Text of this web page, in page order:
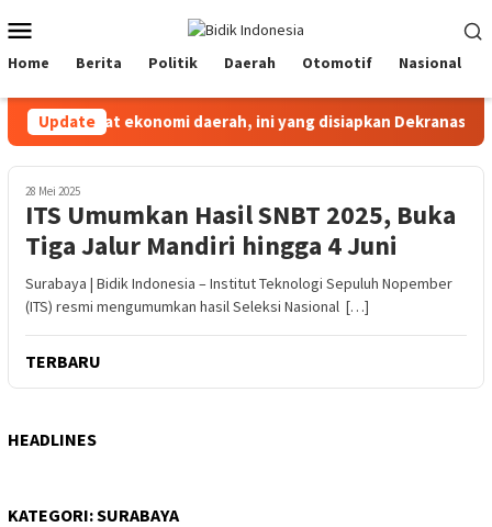
ke
kontenMobile
Home Berita Politik Daerah Otomotif Nasional
Update
Perkuat ekonomi daerah, ini yang disiapkan Dekranasda
28 Mei 2025
ITS Umumkan Hasil SNBT 2025, Buka
Tiga Jalur Mandiri hingga 4 Juni
Surabaya | Bidik Indonesia – Institut Teknologi Sepuluh Nopember
(ITS) resmi mengumumkan hasil Seleksi Nasional […]
TERBARU
HEADLINES
KATEGORI:SURABAYA